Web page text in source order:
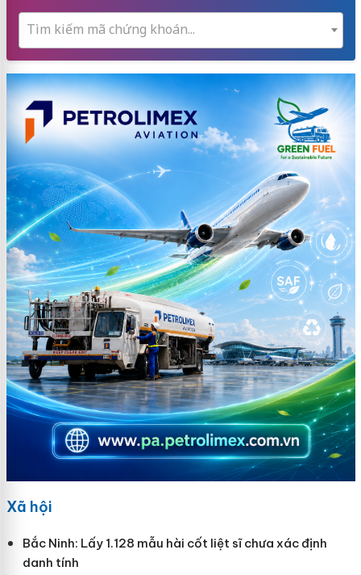
Tìm kiếm mã chứng khoán...
Xã hội
Bắc Ninh: Lấy 1.128 mẫu hài cốt liệt sĩ chưa xác định
danh tính